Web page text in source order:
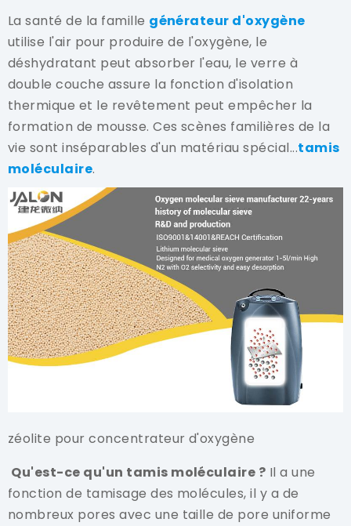
La santé de la famille générateur d'oxygène
utilise l'air pour produire de l'oxygène, le
déshydratant peut absorber l'eau, le verre à
double couche assure la fonction d'isolation
thermique et le revêtement peut empêcher la
formation de mousse. Ces scènes familières de la
vie sont inséparables d'un matériau spécial...tamis
moléculaire.
zéolite pour concentrateur d'oxygène
Qu'est-ce qu'un tamis moléculaire ? Il a une
fonction de tamisage des molécules, il y a de
nombreux pores avec une taille de pore uniforme